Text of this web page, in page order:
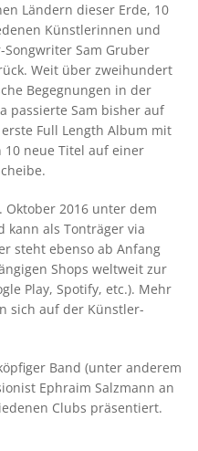
Ländern dieser Erde, 10
Künstlerinnen und
Sam Gruber
Weit über zweihundert
Begegnungen in der
passierte Sam bisher auf
Full Length Album mit
neue Titel auf einer
Oktober 2016 unter dem
kann als Tonträger via
steht ebenso ab Anfang
Shops weltweit zur
Play, Spotify, etc.). Mehr
sich auf der Künstler-
Band (unter anderem
Ephraim Salzmann an
Clubs präsentiert.